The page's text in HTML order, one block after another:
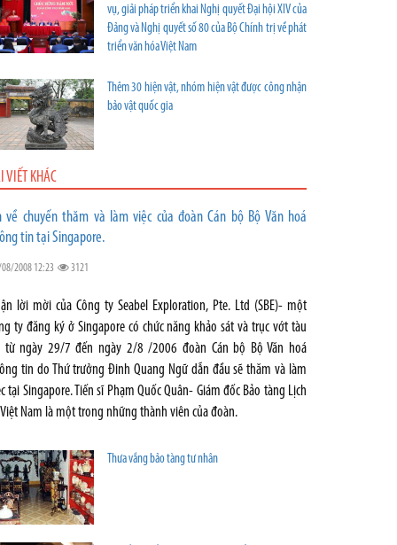
vụ, giải pháp triển khai Nghị quyết Đại hội XIV của
Đảng và Nghị quyết số 80 của Bộ Chính trị về phát
triển văn hóa Việt Nam
Thêm 30 hiện vật, nhóm hiện vật được công nhận
bảo vật quốc gia
VIẾT KHÁC
về chuyến thăm và làm việc của đoàn Cán bộ Bộ Văn hoá
tin tại Singapore.
2008 12:23 3121
lời mời của Công ty Seabel Exploration, Pte. Ltd (SBE)- một
ty đăng ký ở Singapore có chức năng khảo sát và trục vớt tàu
từ ngày 29/7 đến ngày 2/8 /2006 đoàn Cán bộ Bộ Văn hoá
tin do Thứ trưởng Đinh Quang Ngữ dẫn đầu sẽ thăm và làm
tại Singapore. Tiến sĩ Phạm Quốc Quân- Giám đốc Bảo tàng Lịch
Nam là một trong những thành viên của đoàn.
Thưa vắng bảo tàng tư nhân